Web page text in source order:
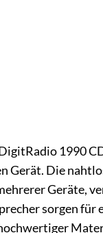
1990
Gerät. Die
Geräte,
sorgen für